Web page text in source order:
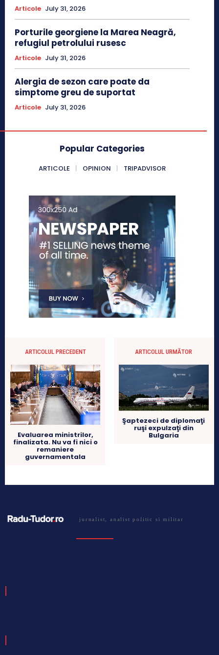
Articole July 31, 2026
Porturile georgiene la Marea Neagră,
refugiul petrolului rusesc
Articole July 31, 2026
Alergia de sezon care poate da
simptome greu de suportat
Articole July 31, 2026
Popular Categories
ARTICOLE OPINION TRIPADVISOR
ARTICOLUL PRECEDENT
Evaluarea ministrilor,
finalizata. Nu va fi nici o
remaniere
guvernamentala
ARTICOLUL URMĂTOR
Şaptezeci de diplomaţi
ruşi expulzaţi din
Bulgaria
jurnalist, analist politic si militar